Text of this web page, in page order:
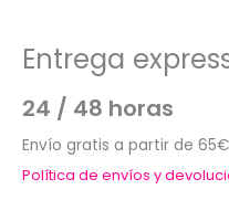
Entrega
24 / 48 horas
Envío gratis a partir de 65€
Política de envíos y